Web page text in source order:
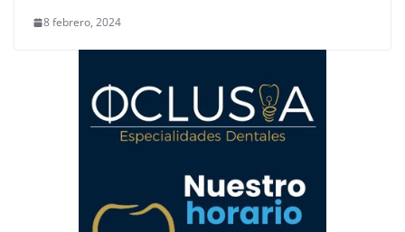
8 febrero, 2024